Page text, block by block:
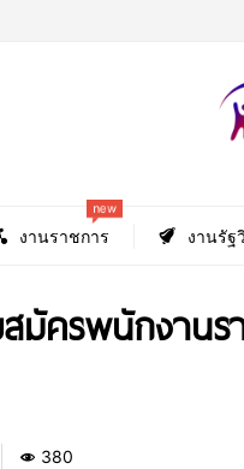
งานราชการ
new
งานรัฐ
มัครพนักงาน
380